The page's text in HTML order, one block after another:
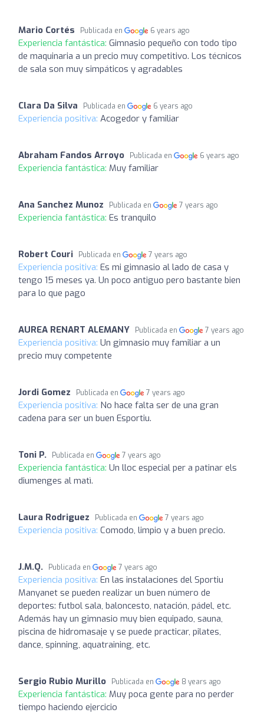
Mario Cortés Publicada en 6 years ago
Experiencia fantástica: Gimnasio pequeño con todo tipo
de maquinaria a un precio muy competitivo. Los técnicos
de sala son muy simpáticos y agradables
Clara Da Silva Publicada en 6 years ago
Experiencia positiva: Acogedor y familiar
Abraham Fandos Arroyo Publicada en 6 years ago
Experiencia fantástica: Muy familiar
Ana Sanchez Munoz Publicada en 7 years ago
Experiencia fantástica: Es tranquilo
Robert Couri Publicada en 7 years ago
Experiencia positiva: Es mi gimnasio al lado de casa y
tengo 15 meses ya. Un poco antiguo pero bastante bien
para lo que pago
AUREA RENART ALEMANY Publicada en 7 years ago
Experiencia positiva: Un gimnasio muy familiar a un
precio muy competente
Jordi Gomez Publicada en 7 years ago
Experiencia positiva: No hace falta ser de una gran
cadena para ser un buen Esportiu.
Toni P. Publicada en 7 years ago
Experiencia fantástica: Un lloc especial per a patinar els
diumenges al matì.
Laura Rodriguez Publicada en 7 years ago
Experiencia positiva: Comodo, limpio y a buen precio.
J.M.Q. Publicada en 7 years ago
Experiencia positiva: En las instalaciones del Sportiu
Manyanet se pueden realizar un buen número de
deportes: futbol sala, baloncesto, natación, pádel, etc.
Además hay un gimnasio muy bien equipado, sauna,
piscina de hidromasaje y se puede practicar, pilates,
dance, spinning, aquatraining, etc.
Sergio Rubio Murillo Publicada en 8 years ago
Experiencia fantástica: Muy poca gente para no perder
tiempo haciendo ejercicio